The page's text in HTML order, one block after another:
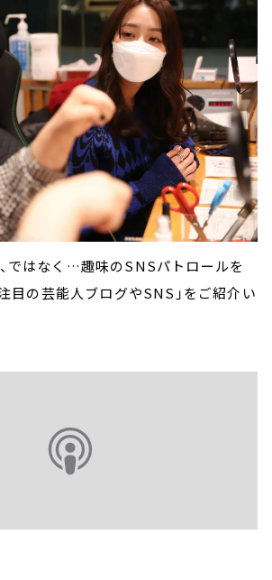
ではなく…趣味のSNSパトロールを
目の芸能人ブログやSNS」をご紹介い